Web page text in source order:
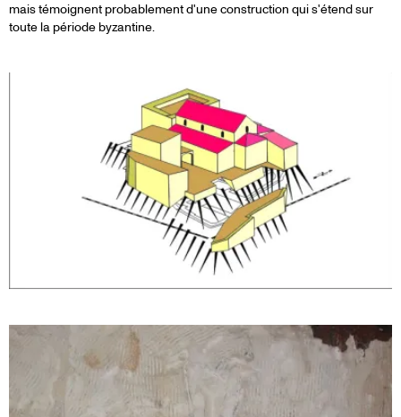
mais témoignent probablement d'une construction qui s'étend sur
toute la période byzantine.